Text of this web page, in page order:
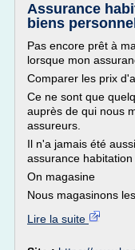
Assurance
biens
Pas encore prêt à
lorsque mon
Comparer les prix
Ce ne sont que
auprès de qui nous
assureurs.
Il n'a jamais été
assurance habitation
On magasine
Nous magasinons
Lire la suite